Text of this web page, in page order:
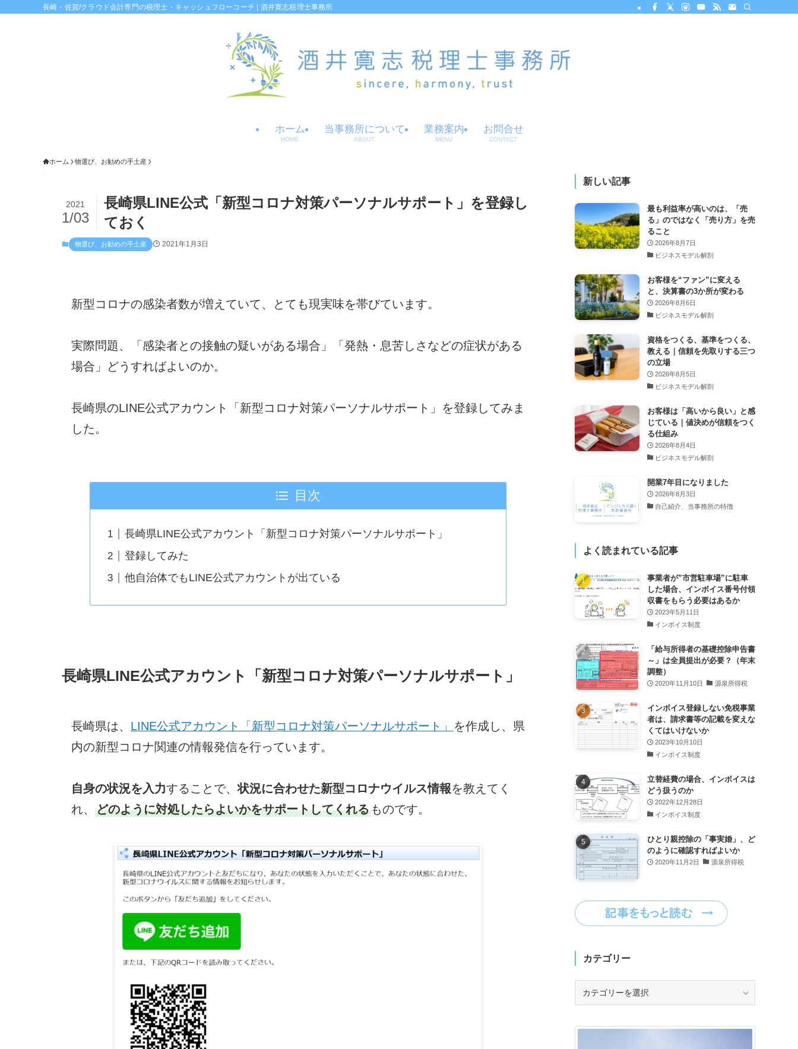
長崎・佐賀/クラウド会計専門の税理士・キャッシュフローコーチ | 酒井寛志税理士事務所
ホーム
HOME
当事務所について
ABOUT
業務案内
MENU
お問合せ
CONTACT
ホーム 物選び、お勧めの手土産
長崎県LINE公式「新型コロナ対策パーソナルサポート」を登録し
ておく
2021
1/03
物選び、お勧めの手土産 2021年1月3日
新型コロナの感染者数が増えていて、とても現実味を帯びています。
実際問題、「感染者との接触の疑いがある場合」「発熱・息苦しさなどの症状がある
場合」どうすればよいのか。
長崎県のLINE公式アカウント「新型コロナ対策パーソナルサポート」を登録してみま
した。
目次
長崎県LINE公式アカウント「新型コロナ対策パーソナルサポート」
登録してみた
他自治体でもLINE公式アカウントが出ている
長崎県LINE公式アカウント「新型コロナ対策パーソナルサポート」
長崎県は、 LINE公式アカウント「新型コロナ対策パーソナルサポート」 を作成し、県
内の新型コロナ関連の情報発信を行っています。
自身の状況を入力することで、状況に合わせた新型コロナウイルス情報を教えてく
れ、 どのように対処したらよいかをサポートしてくれる ものです。
新しい記事
最も利益率が高いのは、「売
る」のではなく「売り方」を売
ること
2026年8月7日
ビジネスモデル解剖
お客様を“ファン”に変える
と、決算書の3か所が変わる
2026年8月6日
ビジネスモデル解剖
資格をつくる、基準をつくる、
教える｜信頼を先取りする三つ
の立場
2026年8月5日
ビジネスモデル解剖
お客様は「高いから良い」と感
じている｜値決めが信頼をつく
る仕組み
2026年8月4日
ビジネスモデル解剖
開業7年目になりました
2026年8月3日
自己紹介、当事務所の特徴
よく読まれている記事
事業者が”市営駐車場”に駐車
した場合、インボイス番号付領
収書をもらう必要はあるか
2023年5月11日
インボイス制度
「給与所得者の基礎控除申告書
～」は全員提出が必要？（年末
調整）
2020年11月10日 源泉所得税
インボイス登録しない免税事業
者は、請求書等の記載を変えな
くてはいけないか
2023年10月10日
インボイス制度
立替経費の場合、インボイスは
どう扱うのか
2022年12月28日
インボイス制度
ひとり親控除の「事実婚」、ど
のように確認すればよいか
2020年11月2日 源泉所得税
カテゴリー
リ